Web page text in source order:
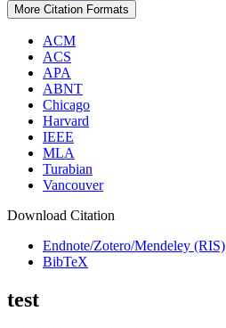
More Citation Formats
ACM
ACS
APA
ABNT
Chicago
Harvard
IEEE
MLA
Turabian
Vancouver
Download Citation
Endnote/Zotero/Mendeley (RIS)
BibTeX
test